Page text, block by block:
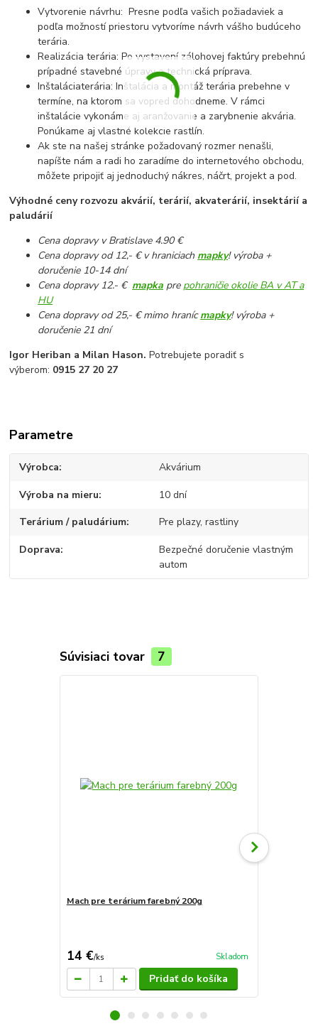
Vytvorenie návrhu: Presne podľa vašich požiadaviek a
podľa možností priestoru vytvoríme návrh vášho budúceho
terária.
Realizácia terária: Po vystavení zálohovej faktúry prebehnú
prípadné stavebné úpravy a technická príprava.
Inštaláciaterária: Inštalácia a montáž terária prebehne v
termíne, na ktorom sa vopred dohodneme. V rámci
inštalácie vykonáme aj aranžovanie a zarybnenie akvária.
Ponúkame aj vlastné kolekcie rastlín.
Ak ste na našej stránke požadovaný rozmer nenašli,
napíšte nám a radi ho zaradíme do internetového obchodu,
môžete pripojiť aj jednoduchý nákres, náčrt, projekt a pod.
Výhodné ceny rozvozu akvárií, terárií, akvaterárií, insektárií a
paludárií
Cena dopravy v Bratislave 4.90 €
Cena dopravy od 12,- € v hraniciach mapky! výroba +
doručenie 10-14 dní
Cena dopravy 12.- € mapka pre pohraničie okolie BA v AT a
HU
Cena dopravy od 25,- € mimo hranícmapky! výroba +
doručenie 21 dní
Igor Heriban a Milan Hason.Potrebujete poradiť s
výberom: 0915 27 20 27
Parametre
Výrobca Akvárium
Výroba na mieru 10 dní
Terárium / paludárium Pre plazy, rastliny
Doprava
Bezpečné doručenie vlastným
autom
Súvisiaci tovar 7
Mach pre terárium farebný 200g
14 €/ks Skladom
Pridať do košíka